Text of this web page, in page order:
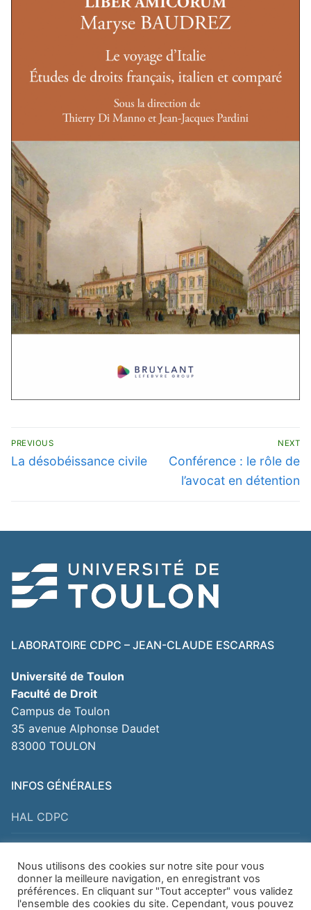
Navigation
de
PREVIOUS
Previous
La désobéissance civile
NEXT
Next
post:
Conférence : le rôle de
l’avocat en détention
LABORATOIRE CDPC – JEAN-CLAUDE ESCARRAS
Université de Toulon
Faculté de Droit
Campus de Toulon
35 avenue Alphonse Daudet
83000 TOULON
INFOS GÉNÉRALES
HAL CDPC
Mentions légales
Nous utilisons des cookies sur notre site pour vous
donner la meilleure navigation, en enregistrant vos
préférences. En cliquant sur "Tout accepter" vous validez
l'ensemble des cookies du site. Cependant, vous pouvez